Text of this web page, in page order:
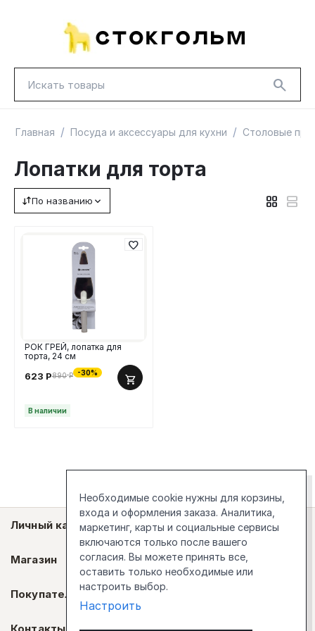
НОВИНКИ
Главная / Посуда и аксессуары для кухни / Столовые
Лопатки для торта
По названию
РОК ГРЕЙ, лопатка для
торта, 24 см
623 Р890 Р -30%
В наличии
Личный кабинет
Магазин
Покупателям
Необходимые cookie нужны для корзины,
входа и оформления заказа. Аналитика,
маркетинг, карты и социальные сервисы
включаются только после вашего
согласия. Вы можете принять все,
оставить только необходимые или
настроить выбор.
Настроить